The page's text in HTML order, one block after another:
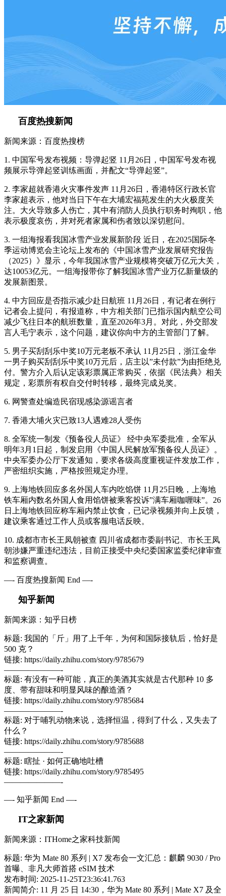
百度热搜新闻
新闻来源：百度热搜榜
1. 中国军号发布视频：导弹起竖 11月26日，中国军号发布视
频展示导弹起竖训练画面，并配文“导弹起竖”。
2. 李家超就香港火灾事件发声 11月26日，香港特区行政长官
李家超表示，他对当日下午在大埔宏福苑发生的大火极度关
注。大火导致多人伤亡，其中有消防人员执行职务时殉职，他
表示极度哀伤，并对死者家属和伤者致以深切慰问。
3. 一组海报看我国冰雪产业发展新阶段 近日，在2025国际冬
季运动博览会主论坛上发布的《中国冰雪产业发展研究报告
（2025）》显示，今年我国冰雪产业规模将突破万亿元大关，
达10053亿元。一组海报带你了解我国冰雪产业万亿新量级的
发展新图景。
4. 中方回应是否指示减少赴日航班 11月26日，有记者在例行
记者会上提问，有报道称，中方相关部门已指示国内航空公司
减少飞往日本的航班数量，直至2026年3月。对此，外交部发
言人毛宁表示，这个问题，建议你向中方的主管部门了解。
5. 男子买刮刮乐中奖10万元老板不承认 11月25日，浙江金华
一男子购买刮刮乐中奖10万元后，店主以”未付款”为由拒绝兑
付。警方介入后认定该彩票属正常购买，依据《民法典》相关
规定，彩票所有权自交付时转移，最终完成兑奖。
6. 网警查处编造民宿现感染源谣言者
7. 香港大埔火灾已致13人遇难28人受伤
8. 全军统一制发《预备役人员证》 经中央军委批准，全军从
明年3月1日起，制发启用《中国人民解放军预备役人员证》。
中央军委办公厅下发通知，要求各级高度重视证件发放工作，
严密组织实施，严格按照规定办理。
9. 上海地铁回应多名外国人车内吃馅饼 11月25日晚，上海地
铁车厢内数名外国人食用馅饼被乘客投诉”满车厢咖喱味”。26
日上海地铁回应称车厢内禁止饮食，已记录视频并向上反馈，
建议乘客通过工作人员或客服电话反映。
10. 成都市市长王凤朝被查 四川省成都市委副书记、市长王凤
朝涉嫌严重违纪违法，目前正接受中央纪委国家监委纪律审查
和监察调查。
—- 百度热搜新闻 End —-
知乎新闻
新闻来源：知乎日榜
标题: 我国的「斤」用了上千年，为何和国际接轨后，恰好是
500 克？
链接: https://daily.zhihu.com/story/9785679
———————-
标题: 有没有一种可能，真正的美酒其实就是古代那种 10 多
度、带有甜味和明显风味的酿造酒？
链接: https://daily.zhihu.com/story/9785684
———————-
标题: 对于哺乳动物来说，选择恒温，得到了什么，又失去了
什么？
链接: https://daily.zhihu.com/story/9785688
———————-
标题: 瞎扯 · 如何正确地吐槽
链接: https://daily.zhihu.com/story/9785495
———————-
—- 知乎新闻 End —-
IT之家新闻
新闻来源：ITHome之家科技新闻
标题: 华为 Mate 80 系列 | X7 发布会一文汇总：麒麟 9030 / Pro
首曝、非凡大师首搭 eSIM 技术
发布时间: 2025-11-25T23:36:41.763
新闻简介: 11 月 25 日 14:30，华为 Mate 80 系列 | Mate X7 及全